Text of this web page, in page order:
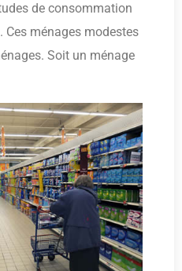
de consommation
Ces ménages modestes
Soit un ménage